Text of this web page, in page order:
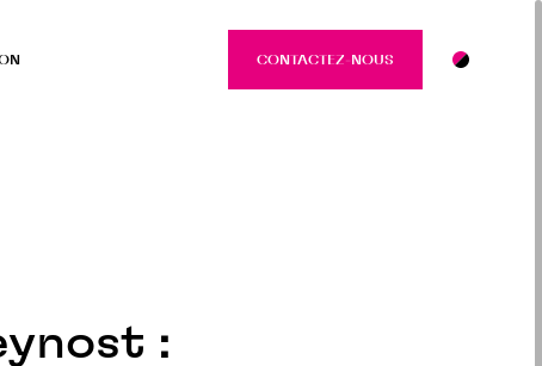
CONTACTEZ-NOUS CONTACTEZ-
: